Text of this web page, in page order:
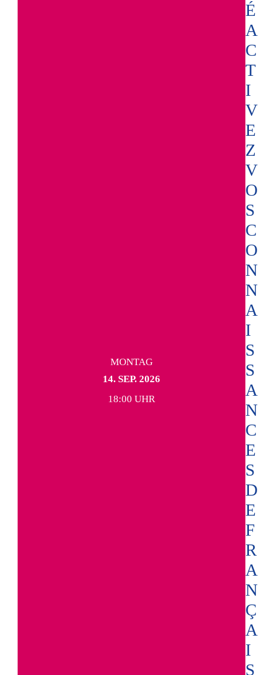
MONTAG
14. SEP. 2026
18:00 UHR
É
A
C
T
I
V
E
Z
V
O
S
C
O
N
N
A
I
S
S
A
N
C
E
S
D
E
F
R
A
N
Ç
A
I
S